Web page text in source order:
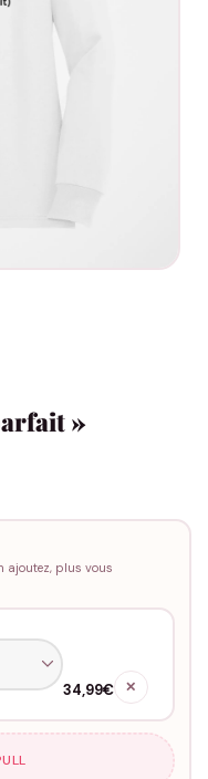
»
ajoutez, plus vous
34,99€ ✕